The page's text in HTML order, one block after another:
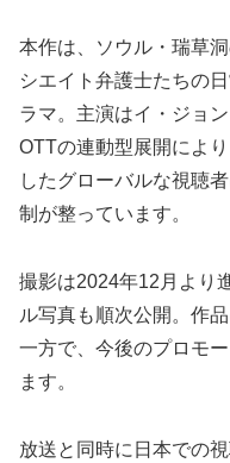
本作は、ソウル・瑞草
シエイト弁護士たちの
ラマ。主演はイ・ジョ
OTTの連動型展開によ
したグローバルな視聴
制が整っています。
撮影は2024年12月より
ル写真も順次公開。作
一方で、今後のプロモ
ます。
放送と同時に日本での